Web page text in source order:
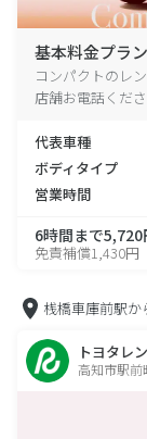
基本料金プラン
コンパクトのレ
店舗お電話くださ
代表車種
ボディタイプ
営業時間
6時間まで5,720
免責補償1,430円
桟橋車庫前駅か
トヨタレ
高知市駅前